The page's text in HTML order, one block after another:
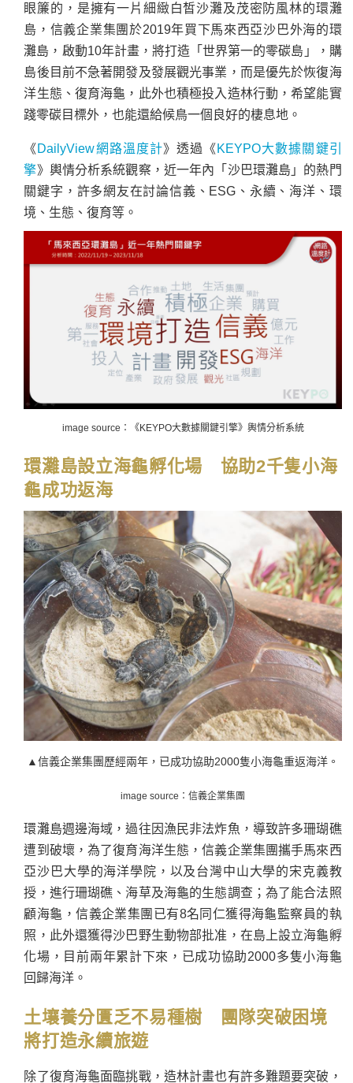
眼簾的，是擁有一片細緻白皙沙灘及茂密防風林的環灘
島，信義企業集團於2019年買下馬來西亞沙巴外海的環
灘島，啟動10年計畫，將打造「世界第一的零碳島」，購
島後目前不急著開發及發展觀光事業，而是優先於恢復海
洋生態、復育海龜，此外也積極投入造林行動，希望能實
踐零碳目標外，也能還給候鳥一個良好的棲息地。
《 DailyView網路溫度計》透過《 KEYPO大數據關鍵引
擎》輿情分析系統觀察，近一年內「沙巴環灘島」的熱門
關鍵字，許多網友在討論信義、ESG、永續、海洋、環
境、生態、復育等。
image source：《KEYPO大數據關鍵引擎》輿情分析系統
環灘島設立海龜孵化場 協助2千隻小海
龜成功返海
▲信義企業集團歷經兩年，已成功協助2000隻小海龜重返海洋。
image source：信義企業集團
環灘島週邊海域，過往因漁民非法炸魚，導致許多珊瑚礁
遭到破壞，為了復育海洋生態，信義企業集團攜手馬來西
亞沙巴大學的海洋學院，以及台灣中山大學的宋克義教
授，進行珊瑚礁、海草及海龜的生態調查；為了能合法照
顧海龜，信義企業集團已有8名同仁獲得海龜監察員的執
照，此外還獲得沙巴野生動物部批准，在島上設立海龜孵
化場，目前兩年累計下來，已成功協助2000多隻小海龜
回歸海洋。
土壤養分匱乏不易種樹 團隊突破困境
將打造永續旅遊
除了復育海龜面臨挑戰，造林計畫也有許多難題要突破，